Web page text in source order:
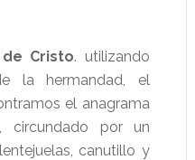
Cristo. utilizando
la hermandad, el
el anagrama
circundado por un
canutillo y